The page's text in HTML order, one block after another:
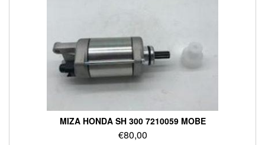
ΜΙΖΑ HONDA SH 300 7210059 MOBE
€80,00